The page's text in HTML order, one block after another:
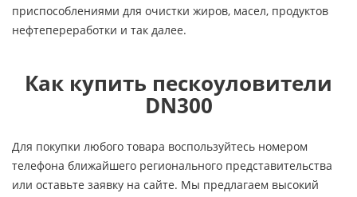
приспособлениями для очистки жиров, масел, продуктов
нефтепереработки и так далее.
Как купить пескоуловители
DN300
Для покупки любого товара воспользуйтесь номером
телефона ближайшего регионального представительства
или оставьте заявку на сайте. Мы предлагаем высокий